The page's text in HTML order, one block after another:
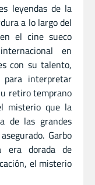
leyendas de la
a lo largo del
el cine sueco
en
con su talento,
interpretar
retiro temprano
misterio que la
de las grandes
Garbo
era dorada de
el misterio